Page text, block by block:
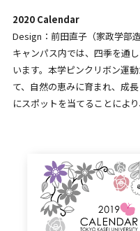
2020 Calendar
Design：前田直子（家政学部
キャンパス内では、四季を通
います。本学ピンクリボン運
て、自然の恵みに育まれ、成
にスポットを当てることによ